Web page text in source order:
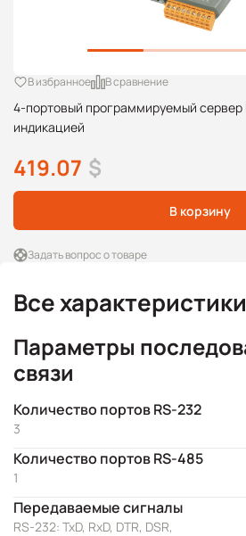
4-портовый программируемый сервер
индикацией
В избранное В сравнение
419.07 $
В корзину
Задать вопрос о товаре
Все характеристики
Параметры
связи
Количество портов RS-232
3
Количество портов RS-485
1
Передаваемые сигналы
RS-232: TxD, RxD, DTR, DSR,